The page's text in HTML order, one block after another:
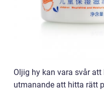
Oljig hy kan vara svår
utmanande att hitta rätt